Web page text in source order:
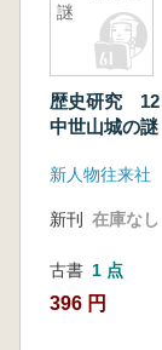
謎
歴史研究
中世山城の謎
新人物往来社
新刊 在庫なし
古書 1 点
396 円